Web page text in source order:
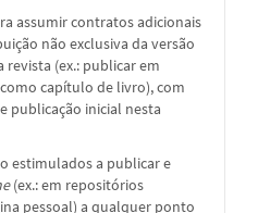
assumir contratos adicionais
não exclusiva da versão
(ex.: publicar em
capítulo de livro), com
publicação inicial nesta
estimulados a publicar e
(ex.: em repositórios
pessoal) a qualquer ponto